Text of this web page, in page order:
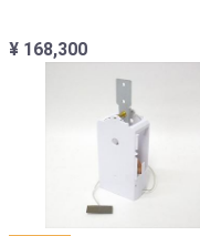
¥ 168,300